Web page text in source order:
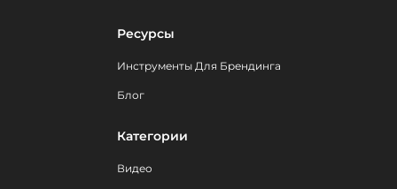
Ресурсы
Инструменты Для Брендинга
Блог
Категории
Видео